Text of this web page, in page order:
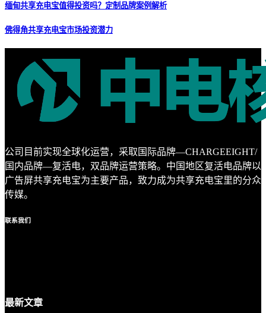
缅甸共享充电宝值得投资吗？定制品牌案例解析
佛得角共享充电宝市场投资潜力
公司目前实现全球化运营，采取国际品牌—CHARGEEIGHT/
国内品牌—复活电，双品牌运营策略。中国地区复活电品牌以
广告屏共享充电宝为主要产品，致力成为共享充电宝里的分众
传媒。
联系我们
最新文章